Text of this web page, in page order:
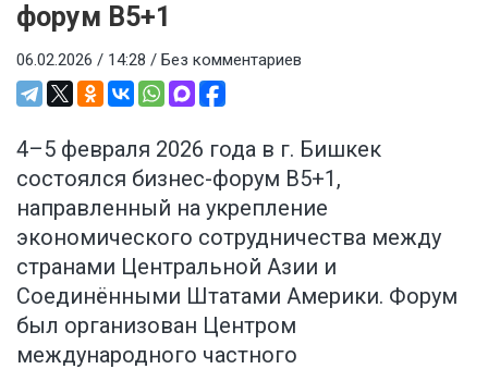
форум B5+1
06.02.2026 / 14:28 / Без комментариев
4–5 февраля 2026 года в г. Бишкек
состоялся бизнес-форум B5+1,
направленный на укрепление
экономического сотрудничества между
странами Центральной Азии и
Соединёнными Штатами Америки. Форум
был организован Центром
международного частного